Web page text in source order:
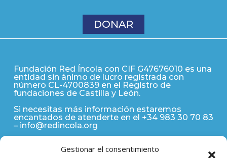
Gestionar el consentimiento
DONAR
Fundación Red Íncola con CIF G47676010 es una
entidad sin ánimo de lucro registrada con
número CL-4700839 en el Registro de
fundaciones de Castilla y León.
Si necesitas más información estaremos
encantados de atenderte en el +34 983 30 70 83
– info@redincola.org